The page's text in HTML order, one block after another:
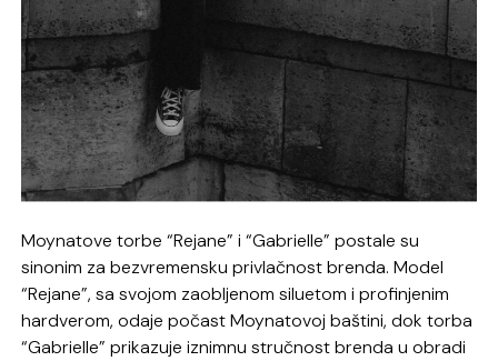
Moynatove torbe “Rejane” i “Gabrielle” postale su
sinonim za bezvremensku privlačnost brenda. Model
“Rejane”, sa svojom zaobljenom siluetom i profinjenim
hardverom, odaje počast Moynatovoj baštini, dok torba
“Gabrielle” prikazuje iznimnu stručnost brenda u obradi